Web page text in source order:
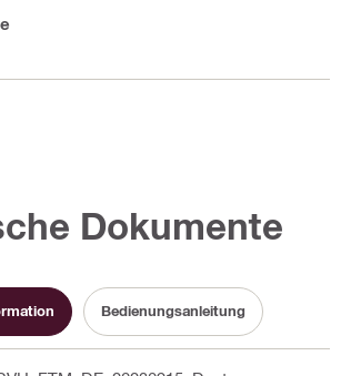
Dokumente
Bedienungsanleitung